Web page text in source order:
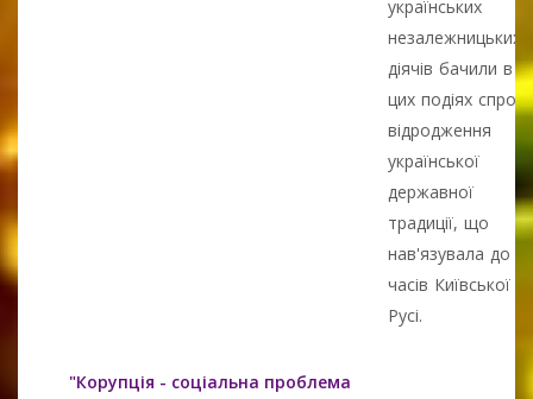
українських
незалежницьких
діячів бачили в
цих подіях
відродження
української
державної
традиції, що
нав'язувала до
часів Київської
Русі.
"Корупція - соціальна проблема